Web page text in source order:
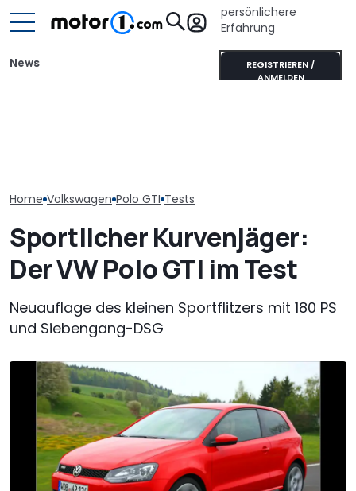
persönlichere
Erfahrung
REGISTRIEREN /
ANMELDEN
News
Home Volkswagen Polo GTI Tests
Sportlicher Kurvenjäger:
Der VW Polo GTI im Test
Neuauflage des kleinen Sportflitzers mit 180 PS
und Siebengang-DSG